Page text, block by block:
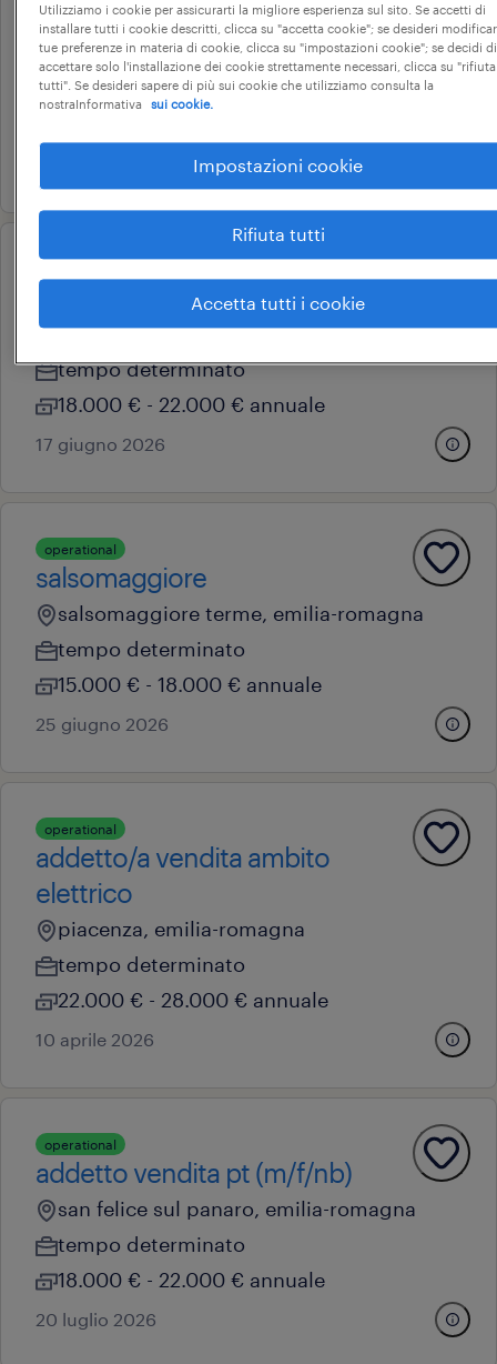
addetto alle vendite - gdo
bologna, emilia-romagna
tempo determinato
addetto vendita bologna
bologna, emilia-romagna
tempo determinato
18.000 € - 22.000 € annuale
17 giugno 2026
operational
salsomaggiore
salsomaggiore terme, emilia-romagna
tempo determinato
15.000 € - 18.000 € annuale
25 giugno 2026
operational
addetto/a vendita ambito
elettrico
piacenza, emilia-romagna
tempo determinato
22.000 € - 28.000 € annuale
10 aprile 2026
operational
addetto vendita pt (m/f/nb)
san felice sul panaro, emilia-romagna
tempo determinato
18.000 € - 22.000 € annuale
20 luglio 2026
Utilizziamo i cookie per assicurarti la migliore esperienza sul sito. Se accetti di
installare tutti i cookie descritti, clicca su "accetta cookie"; se desideri
tue preferenze in materia di cookie, clicca su "impostazioni cookie"; se decidi di
accettare solo l'installazione dei cookie strettamente necessari, clicca su "rifiuta
tutti". Se desideri sapere di più sui cookie che utilizziamo consulta la
nostraInformativa
sui cookie.
Impostazioni cookie
Rifiuta tutti
Accetta tutti i cookie